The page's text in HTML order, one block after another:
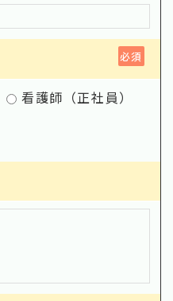
必須
看護師（正社員）